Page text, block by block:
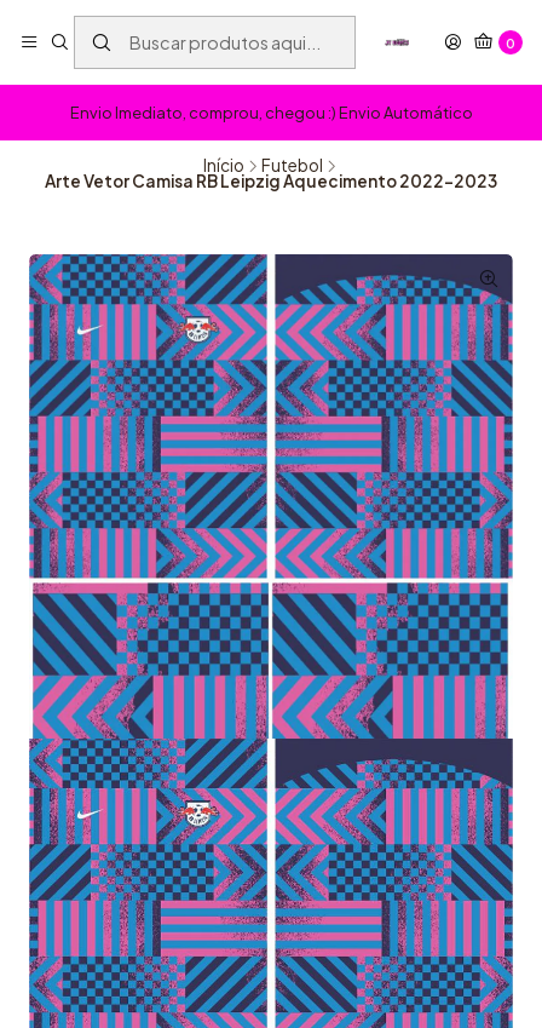
0
Envio Imediato, comprou, chegou :) Envio Automático
Início Futebol
Arte Vetor Camisa RB Leipzig Aquecimento 2022-2023